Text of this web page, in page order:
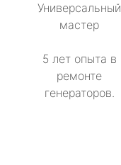
Универсальный
мастер
5 лет опыта в
ремонте
генераторов.